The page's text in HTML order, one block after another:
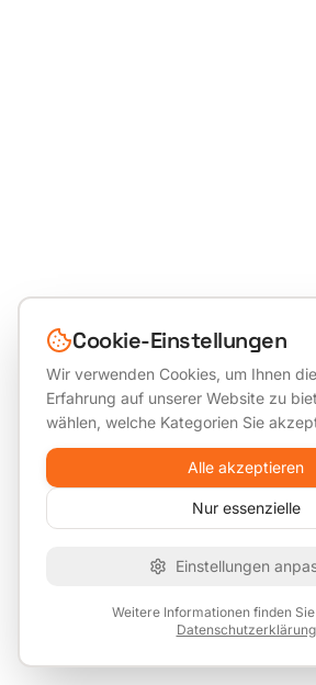
Cookie-Einstellungen
Wir verwenden Cookies, um Ihnen
Erfahrung auf unserer Website zu
wählen, welche Kategorien Sie
Alle akzeptieren
Nur essenzielle
Einstellungen
Weitere Informationen finden
Datenschutzerklärung